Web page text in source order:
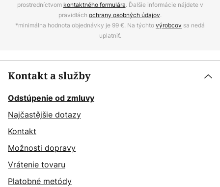
prostredníctvom kontaktného formulára. Ďalšie informácie nájdete v
pravidlách ochrany osobných údajov.
*minimálna hodnota objednávky je 99 €. Na týchtovýrobcov sa nedá
uplatniť.
Kontakt a služby
Odstúpenie od zmluvy
Najčastějšie dotazy
Kontakt
Možnosti dopravy
Vrátenie tovaru
Platobné metódy